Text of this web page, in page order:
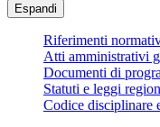
Espandi
Riferimenti
Atti amministrativi
Documenti di
Statuti e leggi
Codice disciplinare